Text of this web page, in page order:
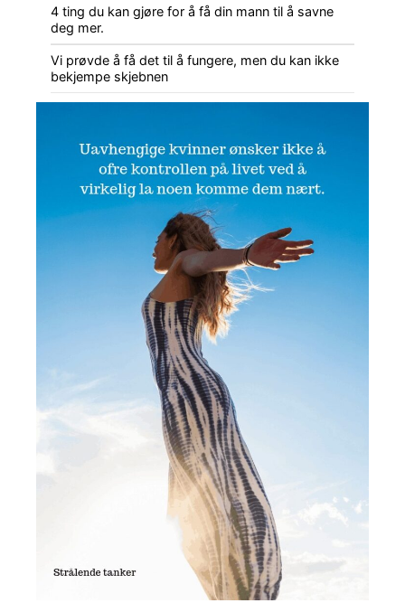
4 ting du kan gjøre for å få din mann til å savne
deg mer.
Vi prøvde å få det til å fungere, men du kan ikke
bekjempe skjebnen